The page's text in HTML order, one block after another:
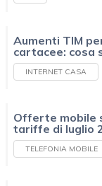
Aumenti TIM
cartacee: cosa
INTERNET CASA
Offerte mobile
tariffe di luglio
TELEFONIA MOBILE